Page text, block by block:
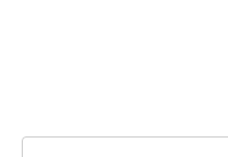
Поиск: